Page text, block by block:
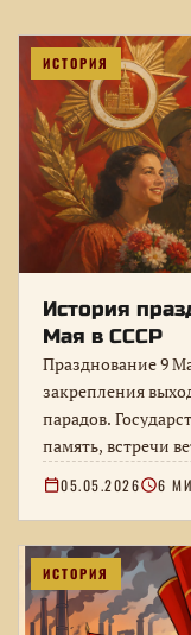
ИСТОРИЯ
История
Мая в СССР
Празднование 9
закрепления
парадов.
память, встречи
05.05.2026 6
ИСТОРИЯ